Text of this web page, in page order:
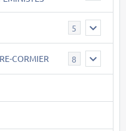
5
CORMIER 8